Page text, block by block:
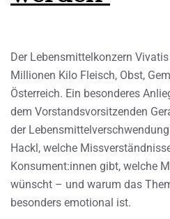
Der Lebensmittelkonzern
Millionen Kilo Fleisch, Obst,
Österreich. Ein besonderes
dem Vorstandsvorsitzenden
der
Hackl, welche
Konsument:innen gibt, welche
wünscht – und warum das
besonders emotional ist.